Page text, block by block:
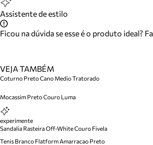
Assistente de estilo
Ficou na dúvida se esse é o produto ideal?
VEJA TAMBÉM
Coturno Preto Cano Medio Tratorado
Mocassim Preto Couro Luma
experimente
Sandalia Rasteira Off-White Couro Fivela
Tenis Branco Flatform Amarracao Preto